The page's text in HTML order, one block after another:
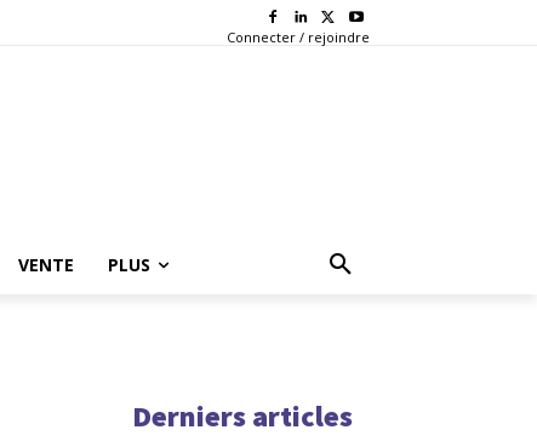
Connecter / rejoindre
VENTE PLUS
Derniers articles